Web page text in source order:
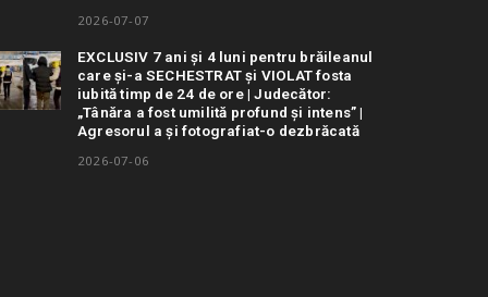
2026-07-07
EXCLUSIV 7 ani și 4 luni pentru brăileanul
care și-a SECHESTRAT și VIOLAT fosta
iubită timp de 24 de ore | Judecător:
„Tânăra a fost umilită profund și intens” |
Agresorul a și fotografiat-o dezbrăcată
2026-07-06